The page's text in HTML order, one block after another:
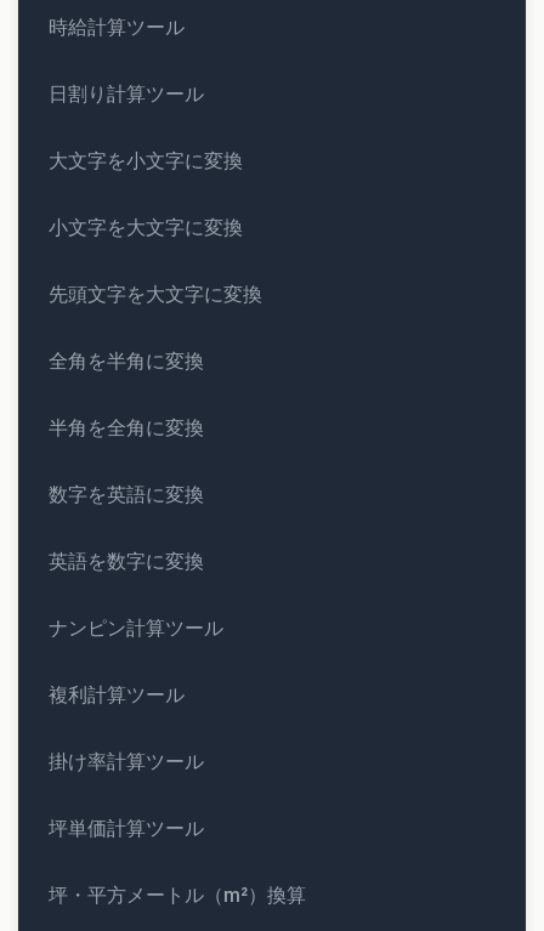
時給計算ツール
日割り計算ツール
大文字を小文字に変換
小文字を大文字に変換
先頭文字を大文字に変換
全角を半角に変換
半角を全角に変換
数字を英語に変換
英語を数字に変換
ナンピン計算ツール
複利計算ツール
掛け率計算ツール
坪単価計算ツール
坪・平方メートル（m²）換算